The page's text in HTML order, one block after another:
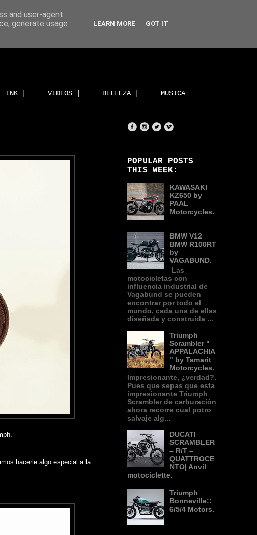
INK | VIDEOS | BELLEZA | MUSICA
hacerle algo especial a la
POPULAR POSTS
THIS WEEK:
KAWASAKI
KZ650 by
PAAL
Motorcycles.
BMW V12
BMW R100RT
by
VAGABUND.
Las
motocicletas con
influencia industrial de
Vagabund se pueden
encontrar por todo el
mundo, cada una de ellas
diseñada y construida ...
Triumph
Scrambler "
APPALACHIA
" by Tamarit
Motorcycles.
Impresionante, ¿verdad?.
Pues que sepas que esta
impresionante Triumph
Scrambler de carburación
ahora recorre cual potro
salvaje alg...
DUCATI
SCRAMBLER
– R/T –
QUATTROCE
NTO| Anvil
motociclette.
Triumph
Bonneville::
6/5/4 Motors.
and user-agent
generate usage
LEARN MORE GOT IT